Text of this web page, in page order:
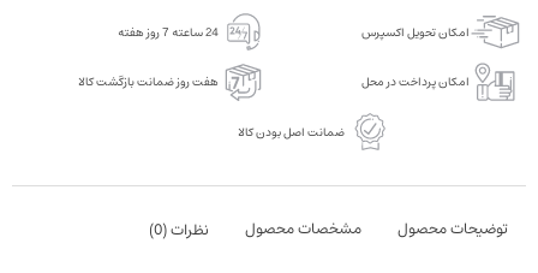
امکان تحویل اکسپرس 24 ساعته 7 روز هفته
امکان پرداخت در محل هفت روز ضمانت بازگشت کالا
ضمانت اصل بودن کالا
توضیحات محصول مشخصات محصول نظرات (0
)